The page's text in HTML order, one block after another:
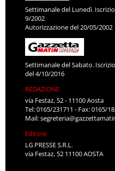
Settimanale del Lunedì.
9/2002
Autorizzazione del 20/05/2002
Settimanale del Sabato.
del 4/10/2016
REDAZIONE
via Festaz, 52 - 11100 Aosta
Tel: 0165/231711 - Fax: 0165/
Mail:
Editore
LG PRESSE S.R.L.
via Festaz, 52 11100 AOSTA